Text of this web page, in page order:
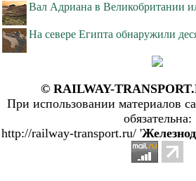
Вал Адриана в Великобритании
На севере Египта обнаружили
© RAILWAY-
При использовании материалов
обязательна:
http://railway-transport.ru/ '